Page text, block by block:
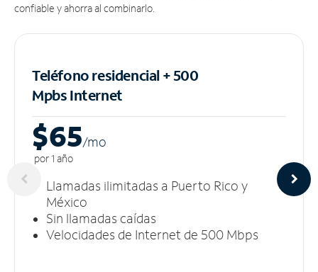
confiable y ahorra al combinarlo.
Teléfono residencial + 500
MpbsInternet
$65/mo
por 1 año
Llamadas ilimitadas a Puerto Rico y
México
Sin llamadas caídas
Velocidades de Internet de 500 Mbps